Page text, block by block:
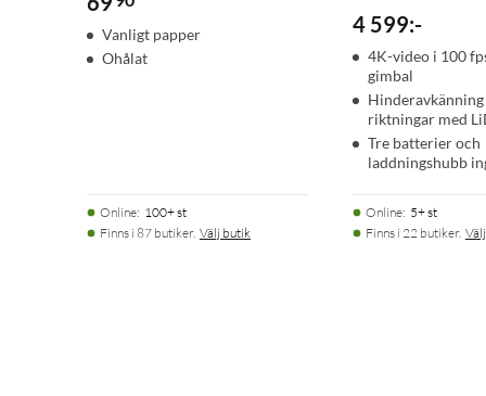
Vanligt papper
Ohålat
Online: 100+ st
Finns i 87 butiker. Välj butik
4 599:-
4K-video i 100
gimbal
riktningar med
Tre batterier och
laddningshubb
Online: 5+ st
Finns i 22 butiker.